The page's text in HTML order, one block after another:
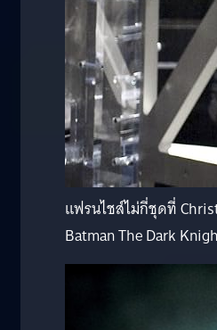
แฟรนไชส์ไม่กี่ชุดที่
Batman The Dark